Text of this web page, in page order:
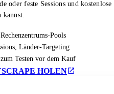
oder feste Sessions und
kannst.
Pools
Länder-Targeting
Testen vor dem Kauf
HOLEN